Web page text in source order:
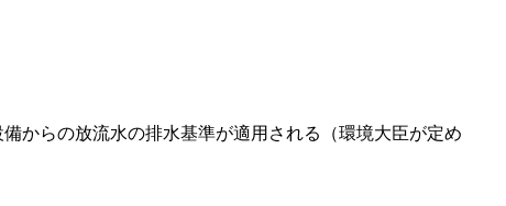
からの放流水の排水基準が適用される（環境大臣が定め